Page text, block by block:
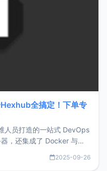
全搞定！下单专
人员打造的一站式 DevOps
，还集成了 Docker 与常
同时搞定运维与数据库操
2025-09-26